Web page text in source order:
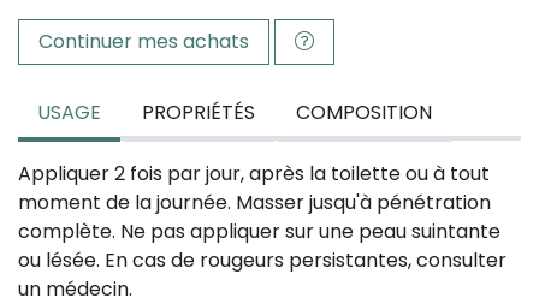
Continuer mes achats
USAGE PROPRIÉTÉS COMPOSITION
Appliquer 2 fois par jour, après la toilette ou à tout
moment de la journée. Masser jusqu'à pénétration
complète. Ne pas appliquer sur une peau suintante
ou lésée. En cas de rougeurs persistantes, consulter
un médecin.